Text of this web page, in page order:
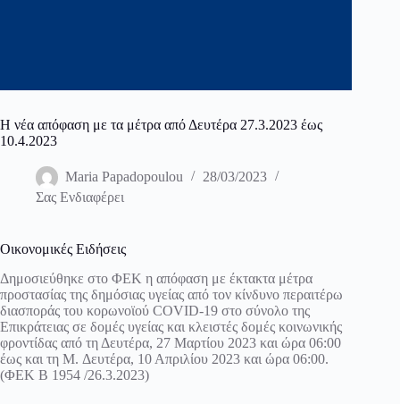
Η νέα απόφαση με τα μέτρα από Δευτέρα 27.3.2023 έως
10.4.2023
Maria Papadopoulou
28/03/2023
Σας Ενδιαφέρει
Οικονομικές Ειδήσεις
Δημοσιεύθηκε στο ΦΕΚ η απόφαση με έκτακτα μέτρα
προστασίας της δημόσιας υγείας από τον κίνδυνο περαιτέρω
διασποράς του κορωνοϊού COVID-19 στο σύνολο της
Επικράτειας σε δομές υγείας και κλειστές δομές κοινωνικής
φροντίδας από τη Δευτέρα, 27 Μαρτίου 2023 και ώρα 06:00
έως και τη M. Δευτέρα, 10 Απριλίου 2023 και ώρα 06:00.
(ΦΕΚ Β 1954 /26.3.2023)